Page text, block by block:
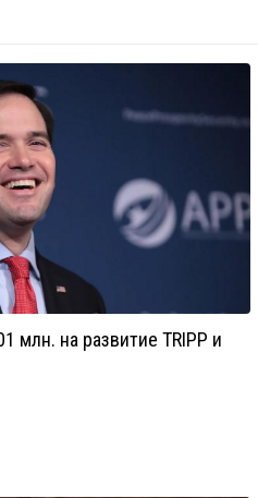
млн. на развитие TRIPP и